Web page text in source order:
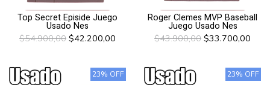
Top Secret Episide Juego
Usado Nes
$54.900,00 $42.200,00
Roger Clemes MVP Baseball
Juego Usado Nes
$43.900,00 $33.700,00
23% OFF 23% OFF